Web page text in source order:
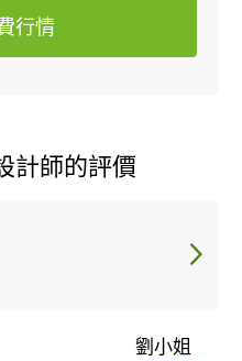
行情
計師的評價
劉小姐